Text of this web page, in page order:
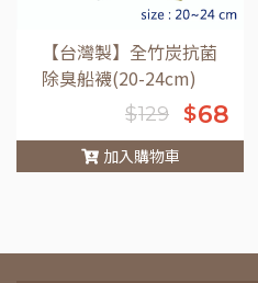
【台灣製】全竹炭抗菌
除臭船襪(20-24cm)
$129 $68
加入購物車